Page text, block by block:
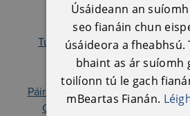
Cineál
Turas treoraithe nó turas
Léiriú nó
Inrochtana ó thaobh
Páirceáil ar fáil
Feiliúnach do
Go hiomlán oiriúnach do
Úsáideann an
seo fianáin chun
úsáideora a fheabhsú.
bhaint as ár suíomh
toilíonn tú le gach
mBeartas Fianán.